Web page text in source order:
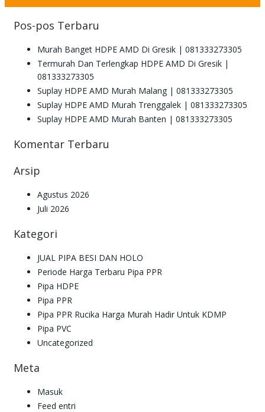
Pos-pos Terbaru
Murah Banget HDPE AMD Di Gresik | 081333273305
Termurah Dan Terlengkap HDPE AMD Di Gresik |
081333273305
Suplay HDPE AMD Murah Malang | 081333273305
Suplay HDPE AMD Murah Trenggalek | 081333273305
Suplay HDPE AMD Murah Banten | 081333273305
Komentar Terbaru
Arsip
Agustus 2026
Juli 2026
Kategori
JUAL PIPA BESI DAN HOLO
Periode Harga Terbaru Pipa PPR
Pipa HDPE
Pipa PPR
Pipa PPR Rucika Harga Murah Hadir Untuk KDMP
Pipa PVC
Uncategorized
Meta
Masuk
Feed entri